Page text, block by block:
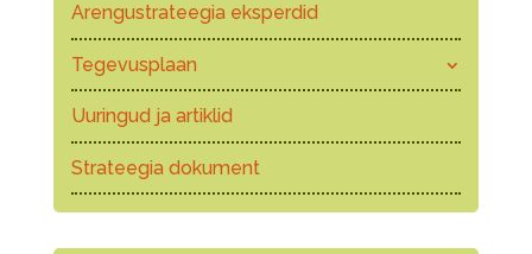
Arengustrateegia eksperdid
Tegevusplaan
Uuringud ja artiklid
Strateegia dokument